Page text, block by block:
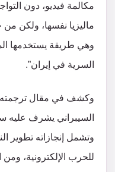
مكالمة فيديو، دون
ماليزيا نفسها، ولكن
وهي طريقة يستخدمها
السرية في إيران”.
السيبراني يشرف عليه
وتشمل إنجازاته تطوير
للحرب الإلكترونية، ومن